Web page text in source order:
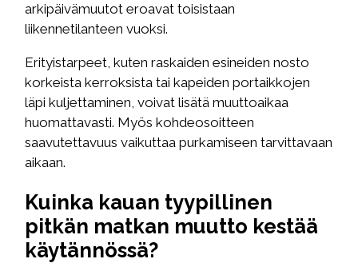
arkipäivämuutot eroavat toisistaan
liikennetilanteen vuoksi.
Erityistarpeet, kuten raskaiden esineiden nosto
korkeista kerroksista tai kapeiden portaikkojen
läpi kuljettaminen, voivat lisätä muuttoaikaa
huomattavasti. Myös kohdeosoitteen
saavutettavuus vaikuttaa purkamiseen tarvittavaan
aikaan.
Kuinka kauan tyypillinen
pitkän matkan muutto kestää
käytännössä?